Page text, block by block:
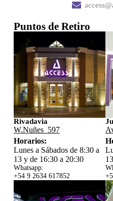
Puntos de Retiro
Rivadavia
W.Nuñes 597
Horarios:
Lunes a Sábados de 8:30 a
13 y de 16:30 a 20:30
Whatsapp:
+54 9 2634 617852